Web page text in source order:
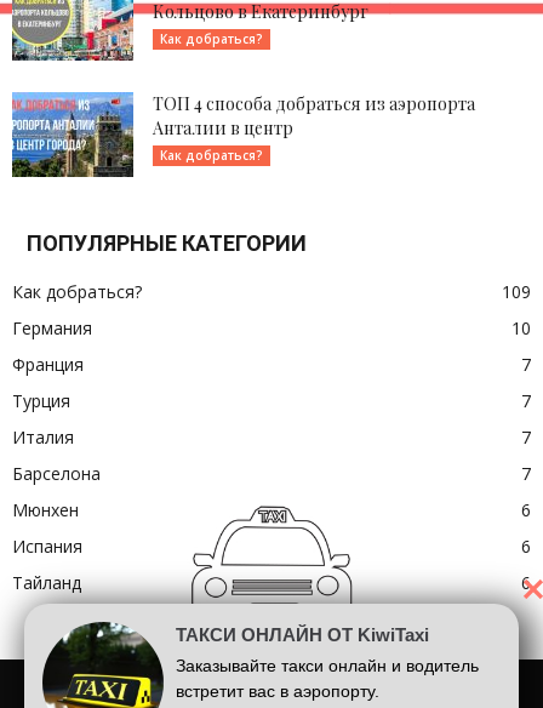
Кольцово в Екатеринбург
Как добраться?
ТОП 4 способа добраться из аэропорта
Анталии в центр
Как добраться?
ПОПУЛЯРНЫЕ КАТЕГОРИИ
Как добраться?
109
Германия
10
Франция
7
Турция
7
Италия
7
Барселона
7
Мюнхен
6
Испания
6
Тайланд
6
Шарль де Голль Аэропорт Лондона
Аэропорт Барселоны
ТАКСИ ОНЛАЙН ОТ KiwiTaxi
Заказывайте такси онлайн и водитель
встретит вас в аэропорту.